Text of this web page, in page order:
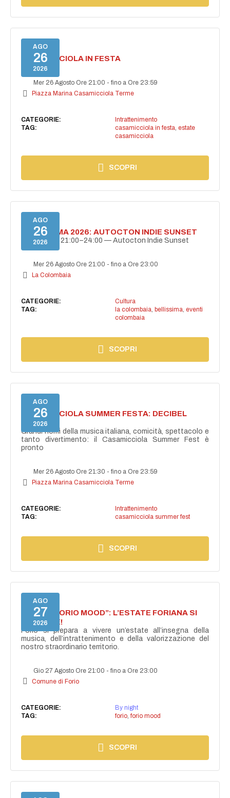
AGO
26
2026
CASAMICCIOLA IN FESTA
Mer 26 Agosto Ore 21:00 -fino a Ore 23:59
Piazza Marina Casamicciola Terme
CATEGORIE:
Intrattenimento
TAG:
casamicciola in festa, estate
casamicciola
SCOPRI
AGO
26
2026
BELLISSIMA 2026: AUTOCTON INDIE SUNSET
26 agosto | 21:00–24:00 — Autocton Indie Sunset
Mer 26 Agosto Ore 21:00 -fino a Ore 23:00
La Colombaia
CATEGORIE:
Cultura
TAG:
la colombaia, bellissima, eventi
colombaia
SCOPRI
AGO
26
2026
CASAMICCIOLA SUMMER FESTA: DECIBEL
BELLINI
Grandi nomi della musica italiana, comicità, spettacolo e
tanto divertimento: il Casamicciola Summer Fest è
pronto
Mer 26 Agosto Ore 21:30 -fino a Ore 23:59
Piazza Marina Casamicciola Terme
CATEGORIE:
Intrattenimento
TAG:
casamicciola summer fest
SCOPRI
AGO
27
2026
NASCE “FORIO MOOD”: L’ESTATE FORIANA SI
ACCENDE!
Forio si prepara a vivere un’estate all’insegna della
musica, dell’intrattenimento e della valorizzazione del
nostro straordinario territorio.
Gio 27 Agosto Ore 21:00 -fino a Ore 23:00
Comune di Forio
CATEGORIE:
By night
TAG:
forio, forio mood
SCOPRI